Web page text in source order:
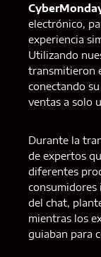
electrónico,
experiencia
Utilizando
transmitieron
conectando
ventas a solo
Durante la
de expertos
diferentes
consumidores
del chat,
mientras los
guiaban para